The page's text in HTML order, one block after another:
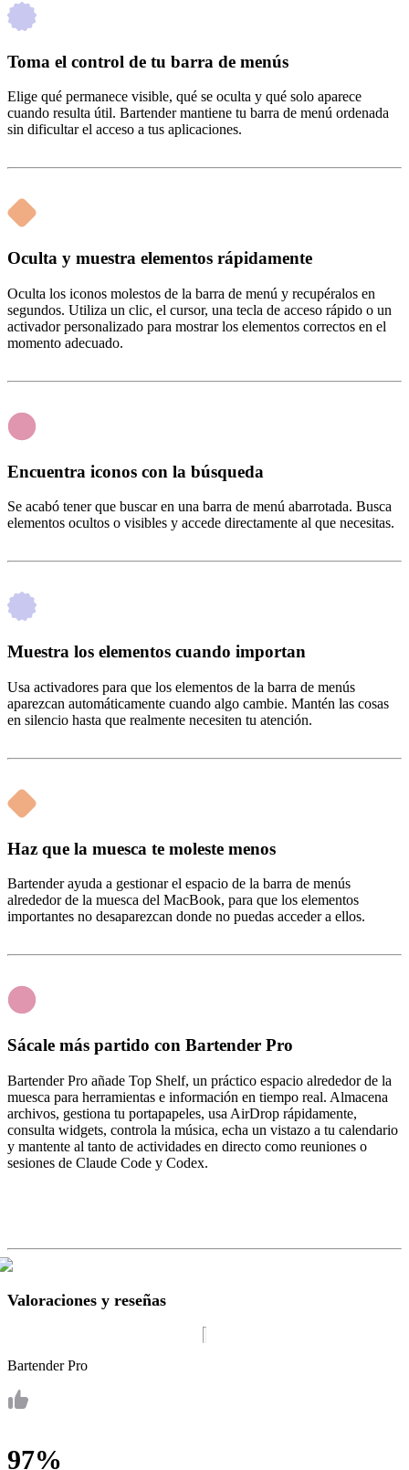
Toma el control de tu barra de menús
Elige qué permanece visible, qué se oculta y qué solo aparece
cuando resulta útil. Bartender mantiene tu barra de menú ordenada
sin dificultar el acceso a tus aplicaciones.
Oculta y muestra elementos rápidamente
Oculta los iconos molestos de la barra de menú y recupéralos en
segundos. Utiliza un clic, el cursor, una tecla de acceso rápido o un
activador personalizado para mostrar los elementos correctos en el
momento adecuado.
Encuentra iconos con la búsqueda
Se acabó tener que buscar en una barra de menú abarrotada. Busca
elementos ocultos o visibles y accede directamente al que necesitas.
Muestra los elementos cuando importan
Usa activadores para que los elementos de la barra de menús
aparezcan automáticamente cuando algo cambie. Mantén las cosas
en silencio hasta que realmente necesiten tu atención.
Haz que la muesca te moleste menos
Bartender ayuda a gestionar el espacio de la barra de menús
alrededor de la muesca del MacBook, para que los elementos
importantes no desaparezcan donde no puedas acceder a ellos.
Sácale más partido con Bartender Pro
Bartender Pro añade Top Shelf, un práctico espacio alrededor de la
muesca para herramientas e información en tiempo real. Almacena
archivos, gestiona tu portapapeles, usa AirDrop rápidamente,
consulta widgets, controla la música, echa un vistazo a tu calendario
y mantente al tanto de actividades en directo como reuniones o
sesiones de Claude Code y Codex.
Valoraciones y reseñas
Bartender Pro
97%